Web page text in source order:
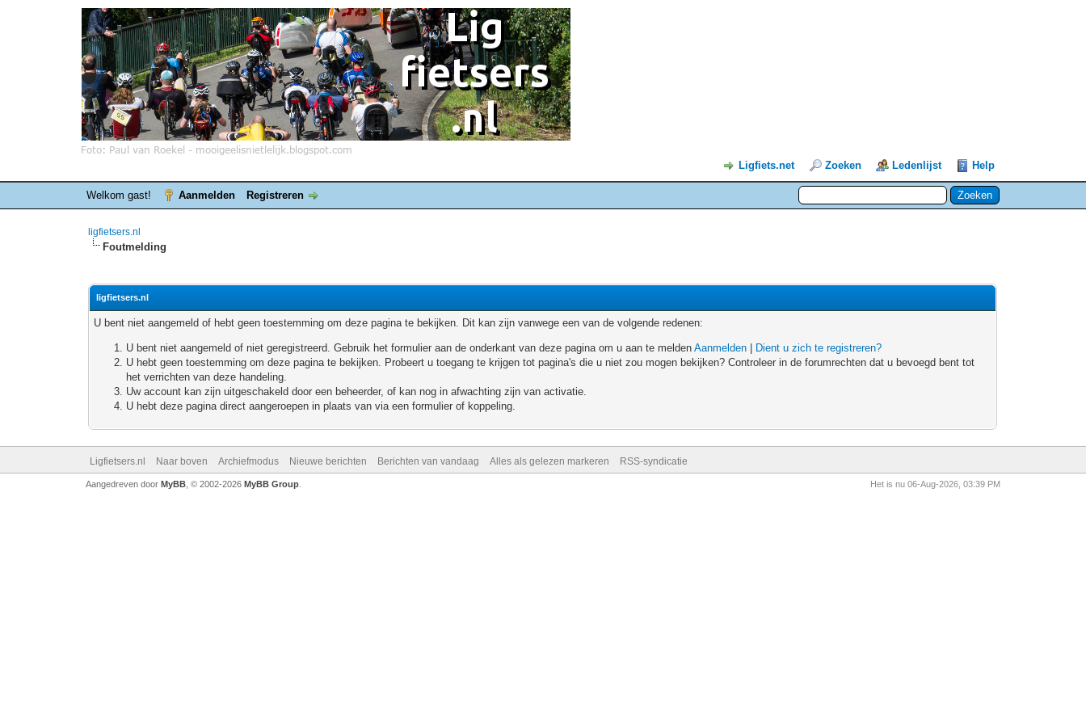
Ligfiets.net Zoeken Ledenlijst Help
Welkom gast! Aanmelden Registreren
ligfietsers.nl
Foutmelding
ligfietsers.nl
U bent niet aangemeld of hebt geen toestemming om deze pagina te bekijken. Dit kan zijn vanwege een van de volgende redenen:
U bent niet aangemeld of niet geregistreerd. Gebruik het formulier aan de onderkant van deze pagina om u aan te meldenAanmelden
Dient u zich te registreren?
U hebt geen toestemming om deze pagina te bekijken. Probeert u toegang te krijgen tot pagina's die u niet zou mogen bekijken? Controleer in de forumrechten dat u bevoegd bent tot
het verrichten van deze handeling.
Uw account kan zijn uitgeschakeld door een beheerder, of kan nog in afwachting zijn van activatie.
U hebt deze pagina direct aangeroepen in plaats van via een formulier of koppeling.
Ligfietsers.nl Naar boven Archiefmodus Nieuwe berichten Berichten van vandaag Alles als gelezen markeren RSS-syndicatie
Het is nu 06-Aug-2026, 03:39 PM
Aangedreven door MyBB, © 2002-2026 MyBB Group.